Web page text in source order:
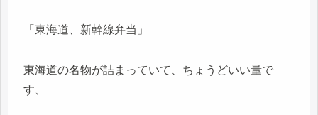
「東海道、新幹線弁当」
東海道の名物が詰まっていて、ちょうどいい量で
す、